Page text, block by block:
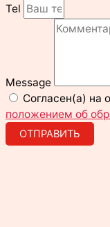
Tel
Message
Согласен(а) на
положением об
ОТПРАВИТЬ